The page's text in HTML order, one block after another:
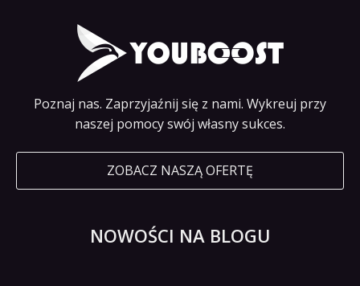
Poznaj nas. Zaprzyjaźnij się z nami. Wykreuj przy
naszej pomocy swój własny sukces.
ZOBACZ NASZĄ OFERTĘ
NOWOŚCI NA BLOGU